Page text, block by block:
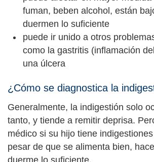
fuman, beben alcohol, están
duermen lo suficiente
puede ir unido a otros
como la gastritis (inflamación
una úlcera
¿Cómo se diagnostica la
Generalmente, la indigestión solo
tanto, y tiende a remitir deprisa.
médico si su hijo tiene
pesar de que se alimenta bien,
duerme lo suficiente.